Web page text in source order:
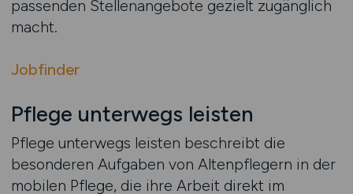
passenden Stellenangebote gezielt zugänglich
macht.
Jobfinder
Pflege unterwegs leisten
Pflege unterwegs leisten beschreibt die
besonderen Aufgaben von Altenpflegern in der
mobilen Pflege, die ihre Arbeit direkt im